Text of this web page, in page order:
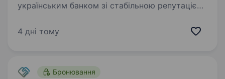
українським банком зі стабільною репутацією
успішному інноваційному проєкту monobank,
4 дні тому
Бронювання